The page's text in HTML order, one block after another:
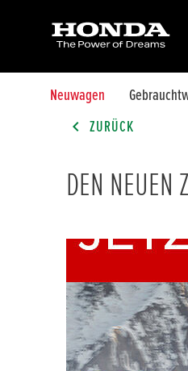
Neuwagen
ZURÜCK
DEN NEUEN